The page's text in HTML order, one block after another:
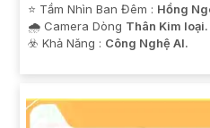
⭐ Tầm Nhìn Ban Đêm : Hồng
🌧️ Camera Dòng Thân Kim loại.
️☣️ Khả Năng : Công Nghệ AI.